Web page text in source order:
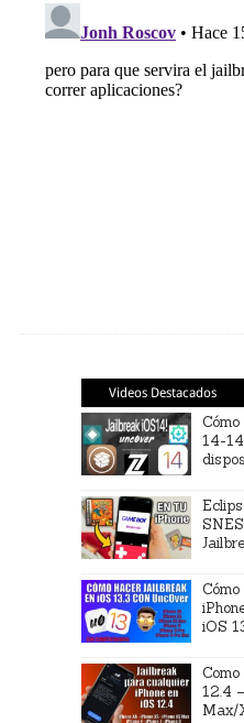
Videos Destacados
14-
iOS
12.4
Max/